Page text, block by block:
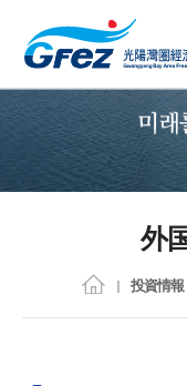
外
投資情報